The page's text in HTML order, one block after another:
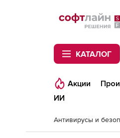
Softline
КАТАЛОГ
Акции
ИИ
Антивирусы и